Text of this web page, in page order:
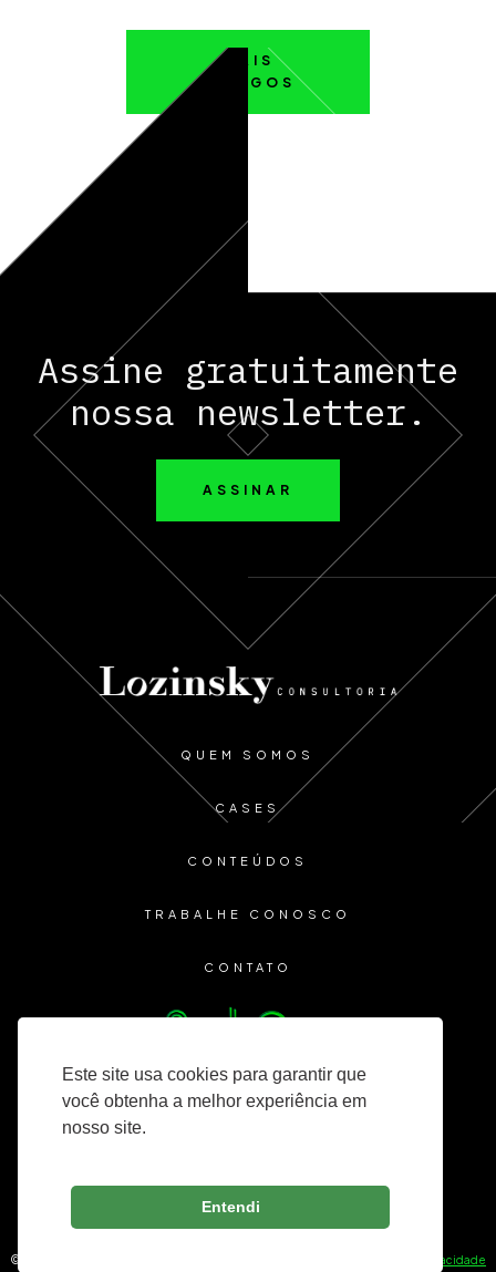
MAIS
ARTIGOS
Assine gratuitamente
nossa newsletter.
ASSINAR
QUEM SOMOS
CASES
CONTEÚDOS
TRABALHE CONOSCO
CONTATO
© 2025 Lozinsky Consultoria — Todos os direitos reservados. — Política de Privacidade
Este site usa cookies para garantir que
você obtenha a melhor experiência em
nosso site.
Entendi